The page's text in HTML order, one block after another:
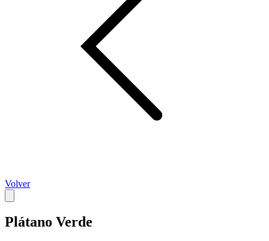
Volver
Plátano Verde